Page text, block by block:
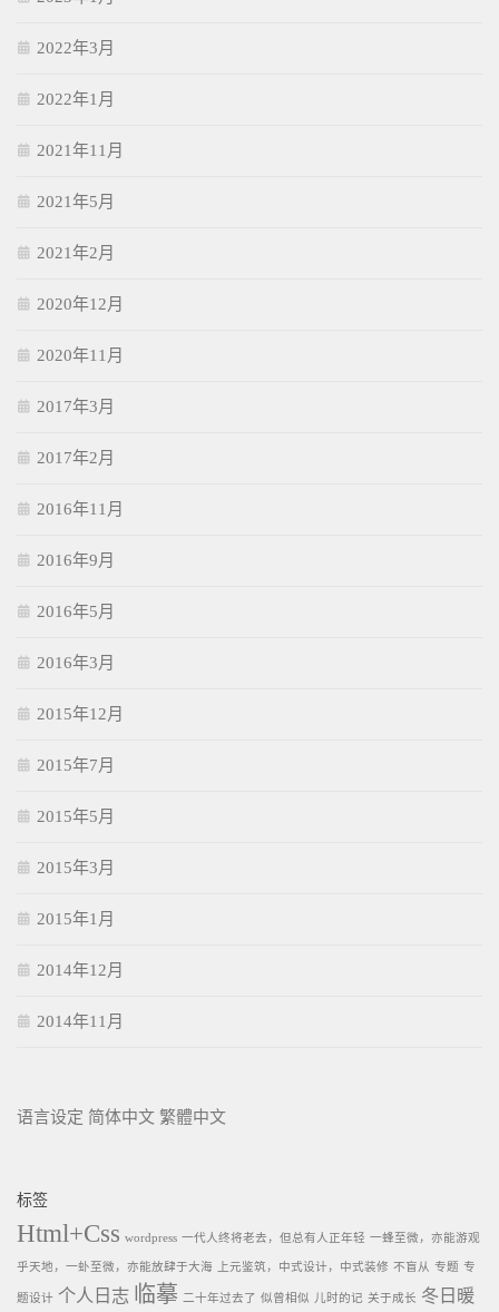
2022年3月
2022年1月
2021年11月
2021年5月
2021年2月
2020年12月
2020年11月
2017年3月
2017年2月
2016年11月
2016年9月
2016年5月
2016年3月
2015年12月
2015年7月
2015年5月
2015年3月
2015年1月
2014年12月
2014年11月
语言设定 简体中文 繁體中文
标签
Html+Css wordpress 一代人终将老去，但总有人正年轻 一蜂至微，亦能游观
乎天地，一虲至微，亦能放肆于大海 上元鉴筑，中式设计，中式装修 不盲从 专题 专
题设计 个人日志 临摹 二十年过去了 似曾相似 儿时的记 关于成长 冬日暖